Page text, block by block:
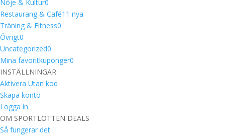
Nöje & Kultur0
Restaurang & Café1 1 nya
Träning & Fitness0
Övrigt0
Uncategorized0
Mina favoritkuponger0
INSTÄLLNINGAR
Aktivera Utan kod
Skapa konto
Logga in
OM SPORTLOTTEN DEALS
Så fungerar det